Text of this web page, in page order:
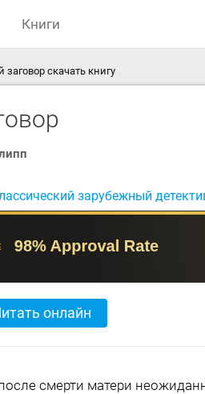
Книги
заговор скачать книгу
зарубежный
онлайн
смерти матери